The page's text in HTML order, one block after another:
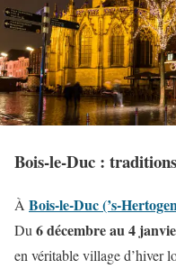
Bois-le-Duc :
À Bois-le-Duc (’s-
Du6 décembre au 4
en véritable village d’hiver